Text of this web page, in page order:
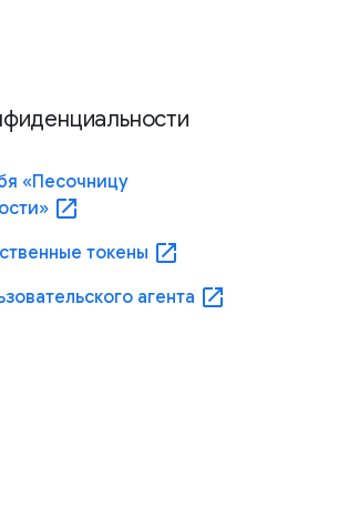
«Песочницу
open_in_new
токены open_in_new
агента open_in_new